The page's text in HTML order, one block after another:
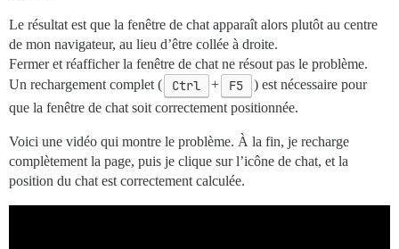
Le résultat est que la fenêtre de chat apparaît alors plutôt au centre
de mon navigateur, au lieu d’être collée à droite.
Fermer et réafficher la fenêtre de chat ne résout pas le problème.
Un rechargement complet (
Ctrl + F5
) est nécessaire pour
que la fenêtre de chat soit correctement positionnée.
Voici une vidéo qui montre le problème. À la fin, je recharge
complètement la page, puis je clique sur l’icône de chat, et la
position du chat est correctement calculée.